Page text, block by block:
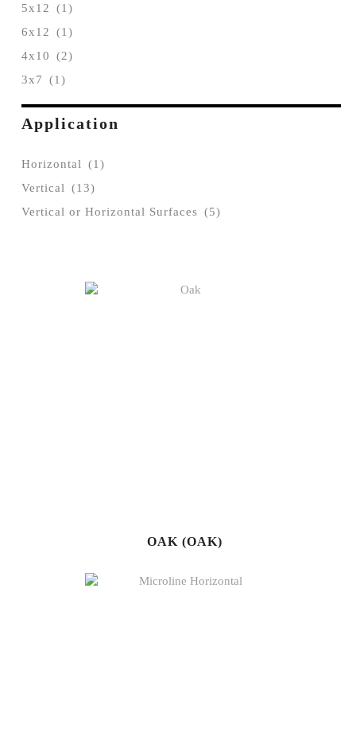
5x12
(1)
6x12
(1)
4x10
(2)
3x7
(1)
Application
Horizontal
(1)
Vertical
(13)
Vertical or Horizontal Surfaces (5)
OAK (OAK)